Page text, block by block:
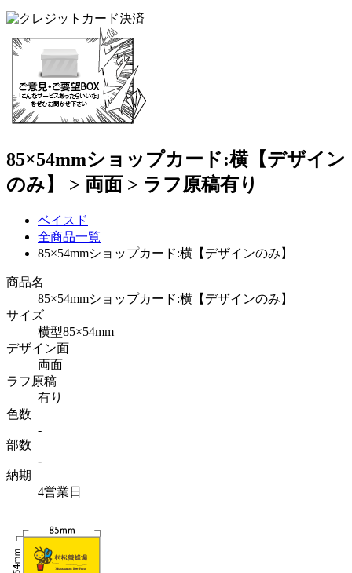
85×54mmショップカード:横【デザイン
のみ】 > 両面 > ラフ原稿有り
ベイスド
全商品一覧
85×54mmショップカード:横【デザインのみ】
商品名
85×54mmショップカード:横【デザインのみ】
サイズ
横型85×54mm
デザイン面
両面
ラフ原稿
有り
色数
-
部数
-
納期
4営業日